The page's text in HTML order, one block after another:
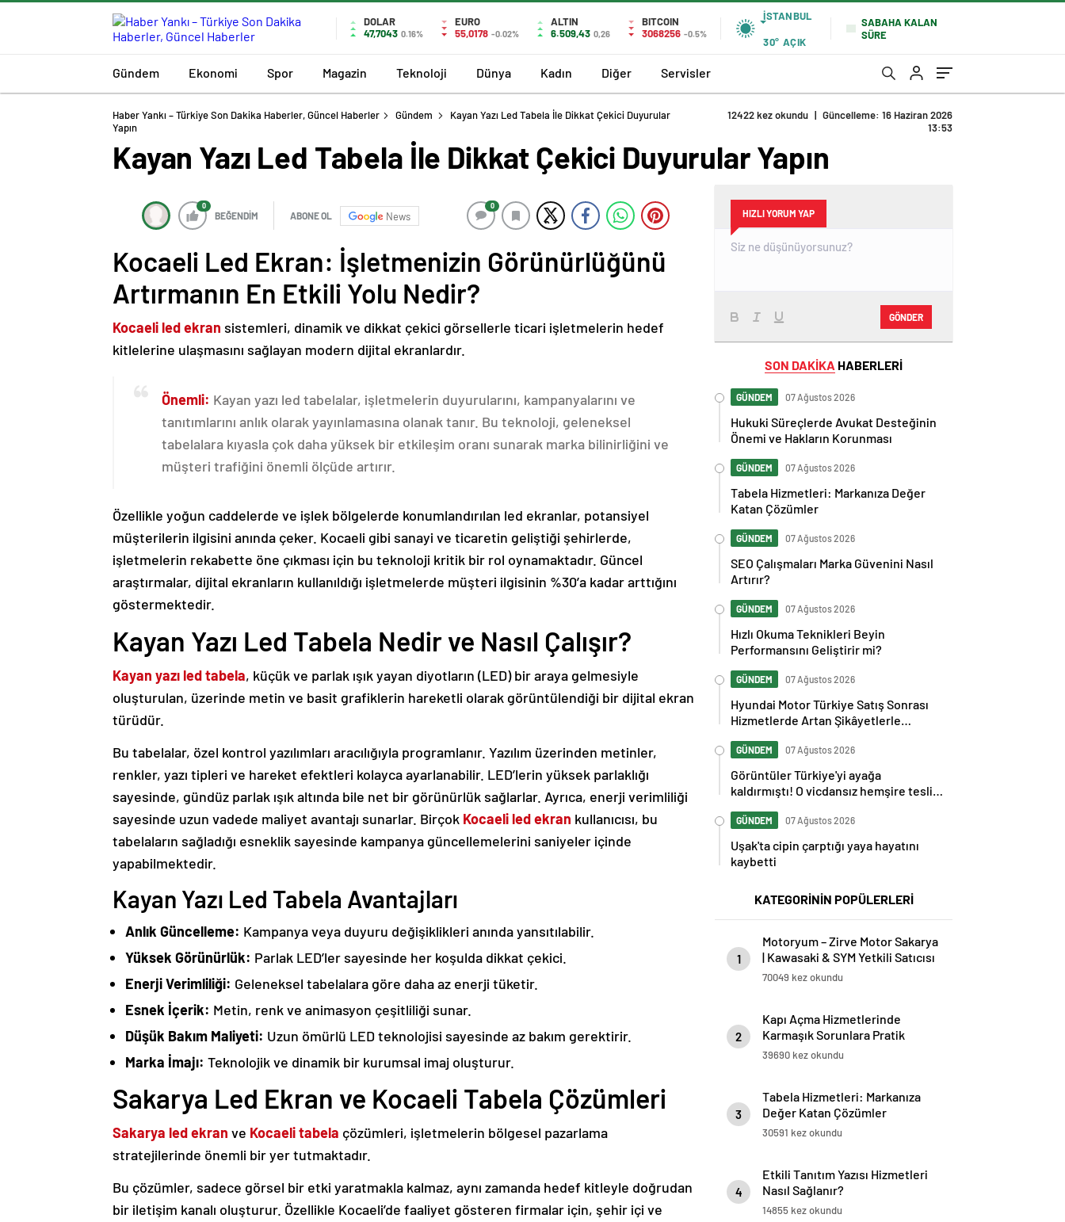
DOLAR
47,7043 0.16%
EURO
55,0178 -0.02%
ALTIN
6.509,43 0,26
BITCOIN
3068256 -0.5%
İSTANBUL
30° AÇIK
SABAHA KALAN
SÜRE
Gündem Ekonomi Spor Magazin Teknoloji Dünya Kadın Diğer Servisler
Haber Yankı – Türkiye Son Dakika Haberler, Güncel Haberler Gündem
Kayan Yazı Led Tabela İle Dikkat Çekici Duyurular
Yapın
12422 kez okundu | Güncelleme: 16 Haziran 2026
13:53
Kayan Yazı Led Tabela İle Dikkat Çekici Duyurular Yapın
0
BEĞENDİM ABONE OL News
0
Kocaeli Led Ekran: İşletmenizin Görünürlüğünü
Artırmanın En Etkili Yolu Nedir?
Kocaeli led ekran sistemleri, dinamik ve dikkat çekici görsellerle ticari işletmelerin hedef
kitlelerine ulaşmasını sağlayan modern dijital ekranlardır.
Önemli: Kayan yazı led tabelalar, işletmelerin duyurularını, kampanyalarını ve
tanıtımlarını anlık olarak yayınlamasına olanak tanır. Bu teknoloji, geleneksel
tabelalara kıyasla çok daha yüksek bir etkileşim oranı sunarak marka bilinirliğini ve
müşteri trafiğini önemli ölçüde artırır.
Özellikle yoğun caddelerde ve işlek bölgelerde konumlandırılan led ekranlar, potansiyel
müşterilerin ilgisini anında çeker. Kocaeli gibi sanayi ve ticaretin geliştiği şehirlerde,
işletmelerin rekabette öne çıkması için bu teknoloji kritik bir rol oynamaktadır. Güncel
araştırmalar, dijital ekranların kullanıldığı işletmelerde müşteri ilgisinin %30’a kadar arttığını
göstermektedir.
Kayan Yazı Led Tabela Nedir ve Nasıl Çalışır?
Kayan yazı led tabela, küçük ve parlak ışık yayan diyotların (LED) bir araya gelmesiyle
oluşturulan, üzerinde metin ve basit grafiklerin hareketli olarak görüntülendiği bir dijital ekran
türüdür.
Bu tabelalar, özel kontrol yazılımları aracılığıyla programlanır. Yazılım üzerinden metinler,
renkler, yazı tipleri ve hareket efektleri kolayca ayarlanabilir. LED’lerin yüksek parlaklığı
sayesinde, gündüz parlak ışık altında bile net bir görünürlük sağlarlar. Ayrıca, enerji verimliliği
sayesinde uzun vadede maliyet avantajı sunarlar. Birçok Kocaeli led ekran kullanıcısı, bu
tabelaların sağladığı esneklik sayesinde kampanya güncellemelerini saniyeler içinde
yapabilmektedir.
Kayan Yazı Led Tabela Avantajları
Anlık Güncelleme: Kampanya veya duyuru değişiklikleri anında yansıtılabilir.
Yüksek Görünürlük: Parlak LED’ler sayesinde her koşulda dikkat çekici.
Enerji Verimliliği: Geleneksel tabelalara göre daha az enerji tüketir.
Esnek İçerik: Metin, renk ve animasyon çeşitliliği sunar.
Düşük Bakım Maliyeti: Uzun ömürlü LED teknolojisi sayesinde az bakım gerektirir.
Marka İmajı: Teknolojik ve dinamik bir kurumsal imaj oluşturur.
Sakarya Led Ekran ve Kocaeli Tabela Çözümleri
Sakarya led ekran ve Kocaeli tabela çözümleri, işletmelerin bölgesel pazarlama
stratejilerinde önemli bir yer tutmaktadır.
Bu çözümler, sadece görsel bir etki yaratmakla kalmaz, aynı zamanda hedef kitleyle doğrudan
bir iletişim kanalı oluşturur. Özellikle Kocaeli’de faaliyet gösteren firmalar için, şehir içi ve
HIZLI YORUM YAP
GÖNDER
SON DAKİKA HABERLERİ
GÜNDEM 07 Ağustos 2026
Hukuki Süreçlerde Avukat Desteğinin
Önemi ve Hakların Korunması
GÜNDEM 07 Ağustos 2026
Tabela Hizmetleri: Markanıza Değer
Katan Çözümler
GÜNDEM 07 Ağustos 2026
SEO Çalışmaları Marka Güvenini Nasıl
Artırır?
GÜNDEM 07 Ağustos 2026
Hızlı Okuma Teknikleri Beyin
Performansını Geliştirir mi?
GÜNDEM 07 Ağustos 2026
Hyundai Motor Türkiye Satış Sonrası
Hizmetlerde Artan Şikâyetlerle
GÜNDEM 07 Ağustos 2026
Görüntüler Türkiye'yi ayağa
kaldırmıştı! O vicdansız hemşire teslim
GÜNDEM 07 Ağustos 2026
Uşak'ta cipin çarptığı yaya hayatını
kaybetti
KATEGORİNİN POPÜLERLERİ
1
Motoryum – Zirve Motor Sakarya
| Kawasaki & SYM Yetkili Satıcısı
ve Servisi
70049 kez okundu
2
Kapı Açma Hizmetlerinde
Karmaşık Sorunlara Pratik
Çözümler
39690 kez okundu
3
Tabela Hizmetleri: Markanıza
Değer Katan Çözümler
30591 kez okundu
4
Etkili Tanıtım Yazısı Hizmetleri
Nasıl Sağlanır?
14855 kez okundu